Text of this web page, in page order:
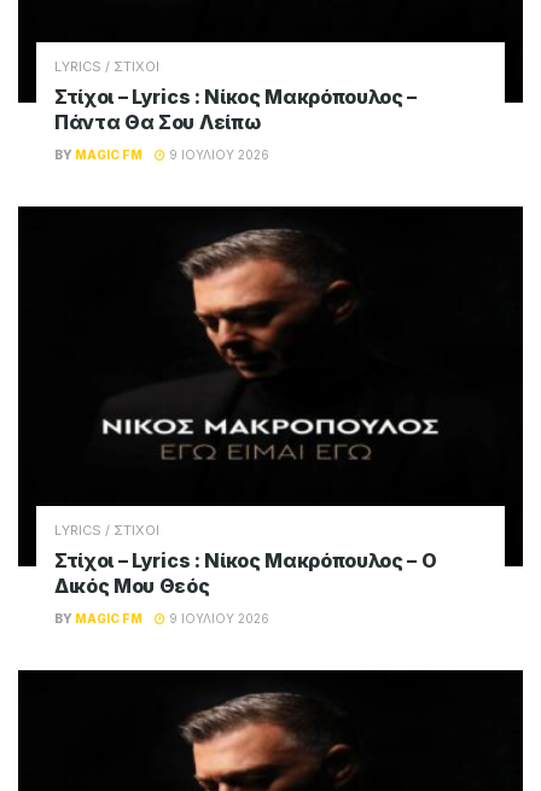
LYRICS / ΣΤΙΧΟΙ
Στίχοι – Lyrics : Νίκος Μακρόπουλος –
Πάντα Θα Σου Λείπω
BY MAGIC FM 9 ΙΟΥΛΊΟΥ 2026
LYRICS / ΣΤΙΧΟΙ
Στίχοι – Lyrics : Νίκος Μακρόπουλος – Ο
Δικός Μου Θεός
BY MAGIC FM 9 ΙΟΥΛΊΟΥ 2026